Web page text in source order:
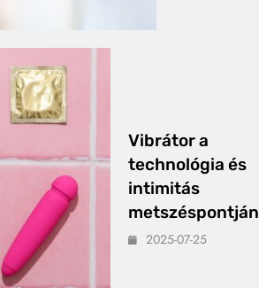
Vibrátor a
technológia és
intimitás
metszéspontján
2025-07-25